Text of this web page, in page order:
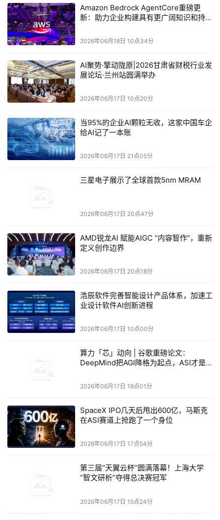
ERP？杜国亚给出了清晰的答案：企业所有数据必须有统一
归口，这个过程离不开清晰的流程、统一的数据走向，更离
不开一个安全可信、能够胜任未来发展需求的智慧大脑。
值得强调的是，部署ERP之前，曼森集团并没有急于直接应
用AI技术，而是先扎实做好数据的整理与存储工作。杜国亚
坚信，虽然AI能够解决很多问题，但如果数据基础没有沉淀
好就仓促上马，势必难以达到预期的高效决策效果。
三方共创：打造AI落地样板
作为SAP与阿里云携手打造的AI共创企业，曼森集团正在多
值，杜国亚有着明确的期待。
各司其职，数据报表繁多却缺乏有效整合，数据“看得见”却
全流程订单的可控可见。杜国亚更期待AI能够帮助企业在订
单存在不确定性的情况下，实时洞察风险、利润以及进度，
赋予管理层精准的判断力。
其次，是推动整个生产团队和管理人员转向数据化思维。通
过生产排料、采购进度、生产进度等数据的真正打通，促进
管理思维更加标准化、决策更加高效化。
围绕曼森集团的核心需求，SAP推出的AI共创解决方案正在
三个层面进行创新升级。第一层是全链穿透，从订单接收到
发货交付的每个节点都实现实时可见，管理层无需再到处找
第二层是经营洞察，通过AI主动发现异常、自动归因并及时
预警，将订单预期、客户预警、盈亏分析等整合成完整的经
营视图；第三层是风险闭环，管理层做出决策后，由SAP智
能体在相应系统中自动执行操作，真正让智能体承担具体工
作，大幅提升各流程的运转效率。
能体能力，CloudERP作为坚实的数据底座，同时充分利用
Amazon Bedrock AgentCore重磅更
新：助力企业构建具有更广阔知识和持续
2026年06月18日 10点34分
AI聚势·擎动陇原|2026甘肃省财税行业发
展论坛·兰州站圆满举办
2026年06月17日 10点20分
当95%的企业AI颗粒无收，这家中国车企
给AI记了一本账
2026年06月17日 21点05分
三星电子展示了全球首款5nm MRAM
2026年06月17日 20点47分
AMD锐龙AI 赋能AIGC “内容智作”，重新
定义创作边界
2026年06月17日 20点18分
浩辰软件完善智能设计产品体系，加速工
业设计软件AI创新进程
2026年06月17日 10点00分
算力「芯」动向 | 谷歌重磅论文：
DeepMind把AGI降格为起点，ASI才是
2026年06月17日 18点01分
SpaceX IPO几天后甩出600亿，马斯克
在ASI赛道上抢跑了一个身位
2026年06月17日 17点54分
第三届“天翼云杯”圆满落幕！上海大学
“智文研析”夺得总决赛冠军
2026年06月17日 15点24分